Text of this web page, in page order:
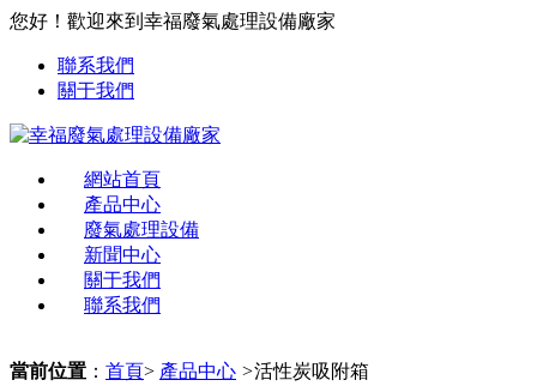
您好！歡迎來到幸福廢氣處理設備廠家
聯系我們
關于我們
網站首頁
產品中心
廢氣處理設備
新聞中心
關于我們
聯系我們
當前位置 ： 首頁> 產品中心 >活性炭吸附箱